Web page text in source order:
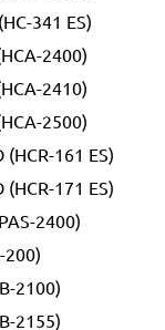
341 ES)
2400)
2410)
2500)
(HCR-161 ES)
(HCR-171 ES)
2400)
200)
2100)
2155)